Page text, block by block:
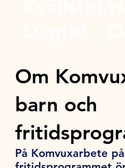
Om
barn och
På Komvuxarbete